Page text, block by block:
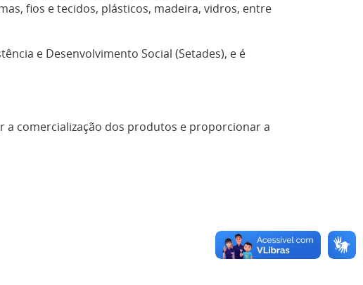
fios e tecidos, plásticos, madeira, vidros, entre
e Desenvolvimento Social (Setades), e é
a comercialização dos produtos e proporcionar a